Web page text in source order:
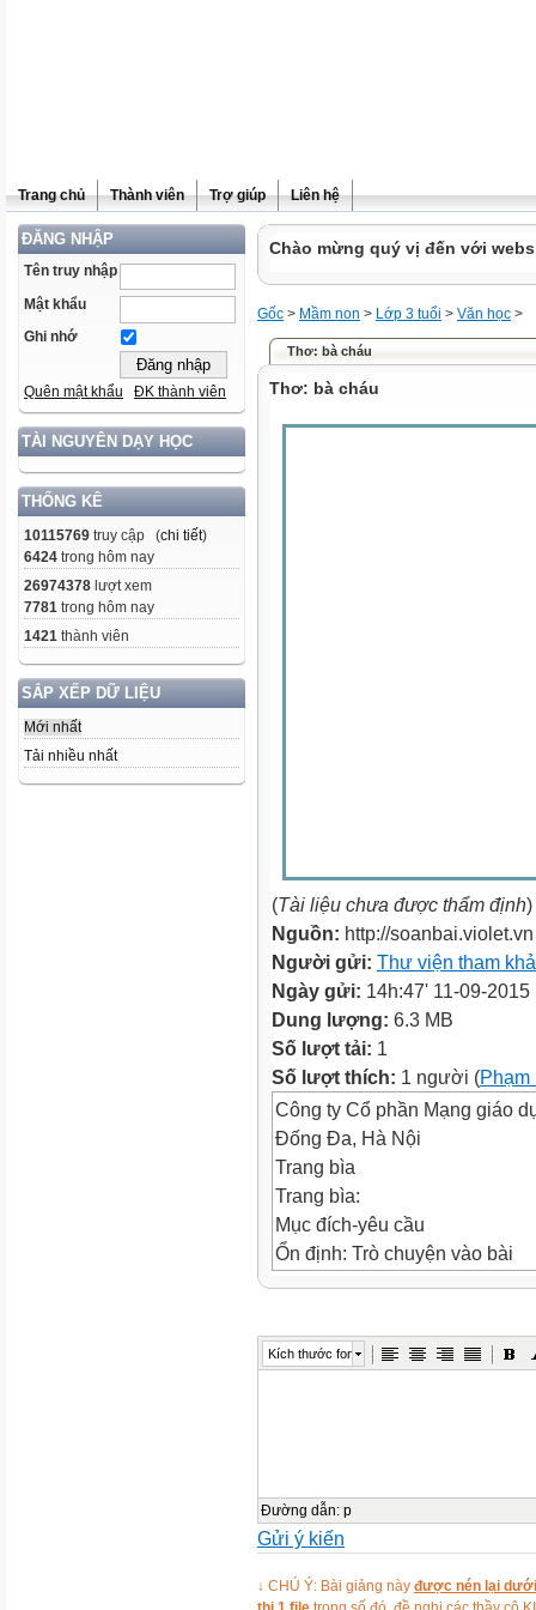
Trang chủ Thành viên Trợ giúp Liên hệ
ĐĂNG NHẬP
Tên truy nhập
Mật khẩu
Ghi nhớ
Quên mật khẩu ĐK thành viên
TÀI NGUYÊN DẠY HỌC
THỐNG KÊ
10115769 truy cập (chi tiết)
6424 trong hôm nay
26974378 lượt xem
7781 trong hôm nay
1421 thành viên
SẮP XẾP DỮ LIỆU
Mới nhất
Tải nhiều nhất
Chào mừng quý vị đến với
Gốc > Mầm non > Lớp 3 tuổi > Văn học >
Thơ: bà cháu
Thơ: bà cháu
(Tài liệu chưa được thẩm định)
Nguồn: http://soanbai.violet.vn
Người gửi: Thư viện tham
Ngày gửi: 14h:47' 11-09-2015
Dung lượng: 6.3 MB
Số lượt tải: 1
Số lượt thích: 1 người (Phạm
Công ty Cổ phần Mạng giáo
Đống Đa, Hà Nội
Trang bìa
Trang bìa:
Mục đích-yêu cầu
Ổn định: Trò chuyện vào bài
thơ. Trẻ nắm được vần điệu
đúng câu hỏi của cô. Giáo
Mừng sinh nhật:
Dạy trẻ đọc thơ
Hình ảnh:
Kích thước font
Đường dẫn: p
Gửi ý kiến
↓ CHÚ Ý: Bài giảng này được nén lại